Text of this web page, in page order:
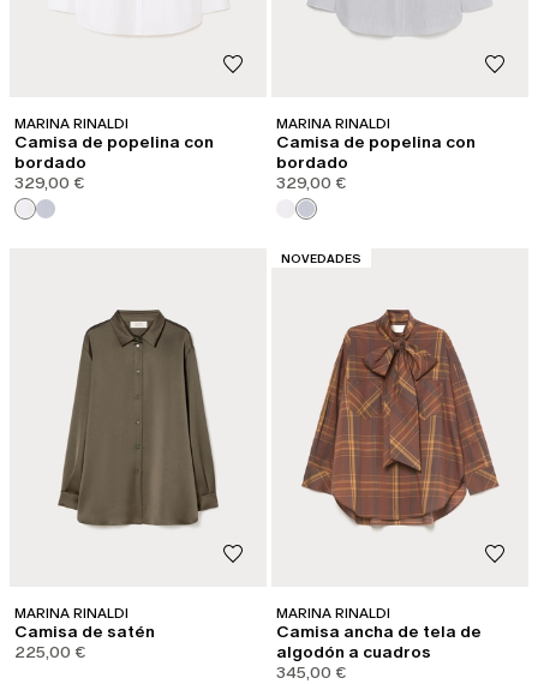
MARINA RINALDI
Camisa de popelina con
bordado
329,00 €
MARINA RINALDI
Camisa de popelina con
bordado
329,00 €
MARINA RINALDI
Camisa de satén
225,00 €
CATEGORÍA:
NOVEDADES
MARINA RINALDI
Camisa ancha de tela de
algodón a cuadros
345,00 €